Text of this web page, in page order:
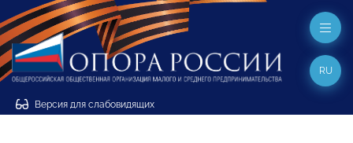
Версия для слабовидящих
RU